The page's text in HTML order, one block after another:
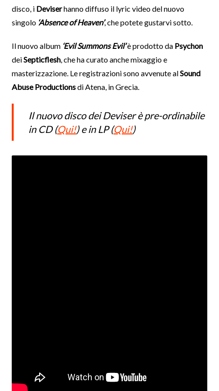
disco, i Deviserhanno diffuso il lyric video del nuovo
singolo ‘Absence of Heaven’, che potete gustarvi sotto.
Il nuovo album ‘Evil Summons Evil’è prodotto da Psychon
deiSepticflesh, che ha curato anche mixaggio e
masterizzazione. Le registrazioni sono avvenute alSound
Abuse Productionsdi Atena, in Grecia.
Il nuovo disco dei Deviser è pre-ordinabile
in CD (Qui!) e in LP (Qui!)